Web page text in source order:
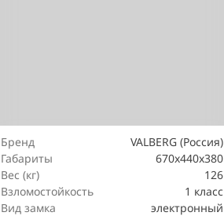
Бренд
VALBERG (Россия)
Габариты
670x440x380
Вес (кг)
126
Взломостойкость
1 класс
Вид замка
электронный